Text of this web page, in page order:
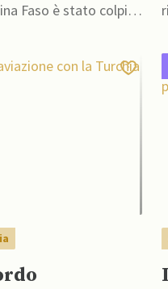
Faso è stato colpito